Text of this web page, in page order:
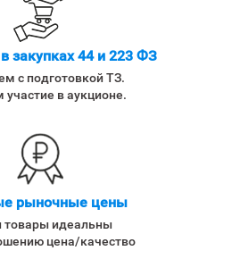
закупках 44 и 223 ФЗ
с подготовкой ТЗ.
в аукционе.
рыночные цены
товары идеальны
цена/качество